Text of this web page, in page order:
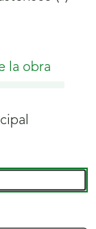
la obra